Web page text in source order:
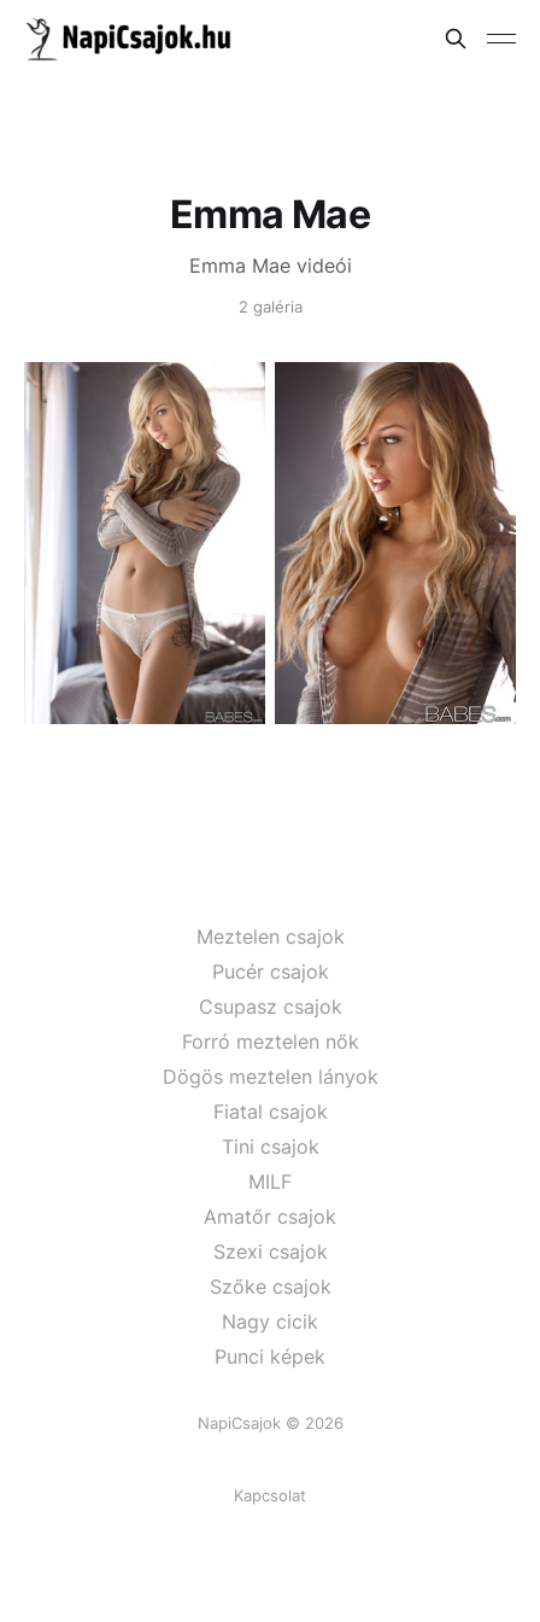
Emma Mae
Emma Mae videói
2 galéria
Meztelen csajok
Pucér csajok
Csupasz csajok
Forró meztelen nők
Dögös meztelen lányok
Fiatal csajok
Tini csajok
MILF
Amatőr csajok
Szexi csajok
Szőke csajok
Nagy cicik
Punci képek
NapiCsajok © 2026
Kapcsolat